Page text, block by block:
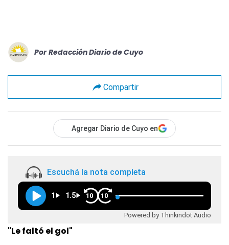
Por Redacción Diario de Cuyo
Compartir
Agregar Diario de Cuyo en
Escuchá la nota completa
1 1.5 10 10
Powered by Thinkindot Audio
"Le faltó el gol"